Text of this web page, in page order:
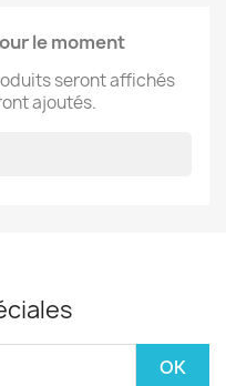
le moment
seront affichés
ajoutés.